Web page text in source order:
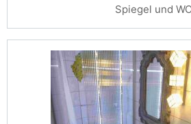
Spiegel und WC